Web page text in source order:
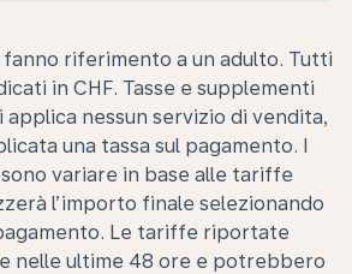
riferimento a un adulto. Tutti
in CHF. Tasse e supplementi
applica nessun servizio di vendita,
una tassa sul pagamento. I
variare in base alle tariffe
l’importo finale selezionando
Le tariffe riportate
nelle ultime 48 ore e potrebbero